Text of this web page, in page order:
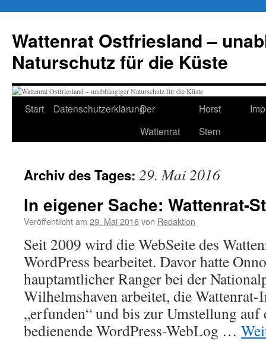
springen
Wattenrat Ostfriesland –
Naturschutz für die Küste
Start DatenschutzerklärungDer
Wattenrat
Horst
Stern
Archiv des Tages: 29. Mai 2016
In eigener Sache: Wattenrat-
Veröffentlicht am 29. Mai 2016von Redaktion
Seit 2009 wird die WebSeite des
WordPress bearbeitet. Davor hatte
hauptamtlicher Ranger bei der
Wilhelmshaven arbeitet, die Wattenrat-
„erfunden“ und bis zur Umstellung auf
bedienende WordPress-WebLog …